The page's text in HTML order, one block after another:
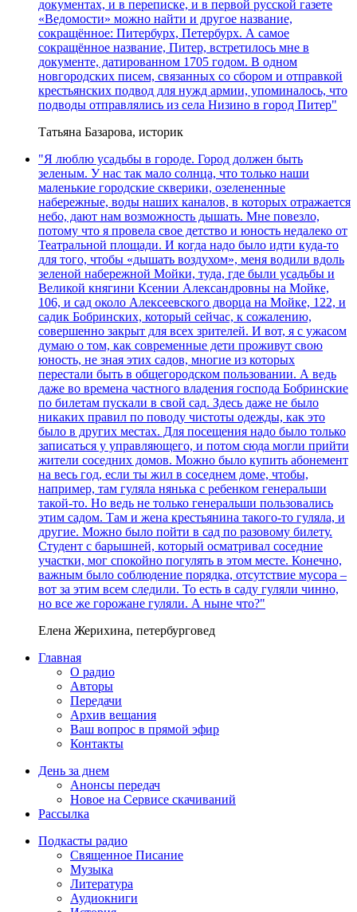
документах, и в переписке, и в первой русской газете
«Ведомости» можно найти и другое название,
сокращённое: Питербурх, Петербурх. А самое
сокращённое название, Питер, встретилось мне в
документе, датированном 1705 годом. В одном
новгородских писем, связанных со сбором и отправкой
крестьянских подвод для нужд армии, упоминалось, что
подводы отправлялись из села Низино в город Питер"
Татьяна Базарова, историк
"Я люблю усадьбы в городе. Город должен быть
зеленым. У нас так мало солнца, что только наши
маленькие городские скверики, озелененные
набережные, воды наших каналов, в которых отражается
небо, дают нам возможность дышать. Мне повезло,
потому что я провела свое детство и юность недалеко от
Театральной площади. И когда надо было идти куда-то
для того, чтобы «дышать воздухом», меня водили вдоль
зеленой набережной Мойки, туда, где были усадьбы и
Великой княгини Ксении Александровны на Мойке,
106, и сад около Алексеевского дворца на Мойке, 122, и
садик Бобринских, который сейчас, к сожалению,
совершенно закрыт для всех зрителей. И вот, я с ужасом
думаю о том, как современные дети проживут свою
юность, не зная этих садов, многие из которых
перестали быть в общегородском пользовании. А ведь
даже во времена частного владения господа Бобринские
по билетам пускали в свой сад. Здесь даже не было
никаких правил по поводу чистоты одежды, как это
было в других местах. Для посещения надо было только
записаться у управляющего, и потом сюда могли прийти
жители соседних домов. Можно было купить абонемент
на весь год, если ты жил в соседнем доме, чтобы,
например, там гуляла нянька с ребенком генеральши
такой-то. Но ведь не только генеральши пользовались
этим садом. Там и жена крестьянина такого-то гуляла, и
другие. Можно было пойти в сад по разовому билету.
Студент с барышней, который осматривал соседние
участки, мог спокойно погулять в этом месте. Конечно,
важным было соблюдение порядка, отсутствие мусора –
вот за этим всем следили. То есть в саду гуляли чинно,
но все же горожане гуляли. А ныне что?"
Елена Жерихина, петербурговед
Главная
О радио
Авторы
Передачи
Архив вещания
Ваш вопрос в прямой эфир
Контакты
День за днем
Анонсы передач
Новое на Сервисе скачиваний
Рассылка
Подкасты радио
Священное Писание
Музыка
Литература
Аудиокниги